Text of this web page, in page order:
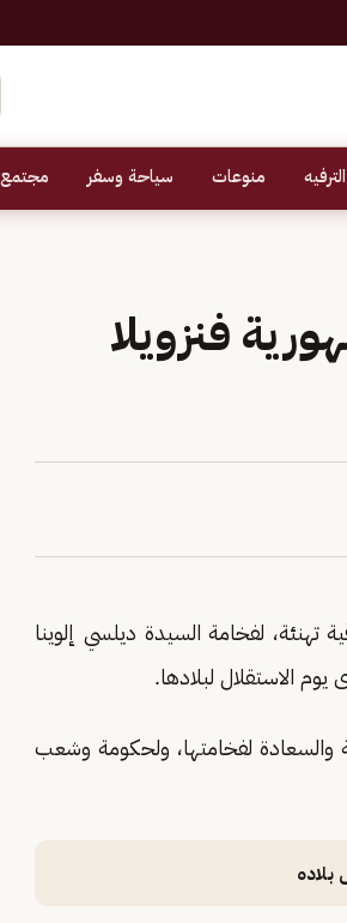
الترفيه منوعات سياحة وسفر مجتمع
فنزويلا
لفخامة السيدة ديلسي إلوينا
يوم الاستقلال لبلادها.
والسعادة لفخامتها، ولحكومة وشعب
بلاده